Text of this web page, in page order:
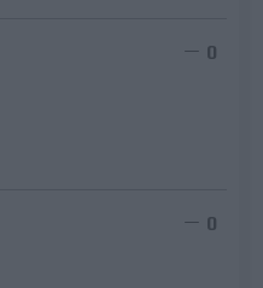
0
0